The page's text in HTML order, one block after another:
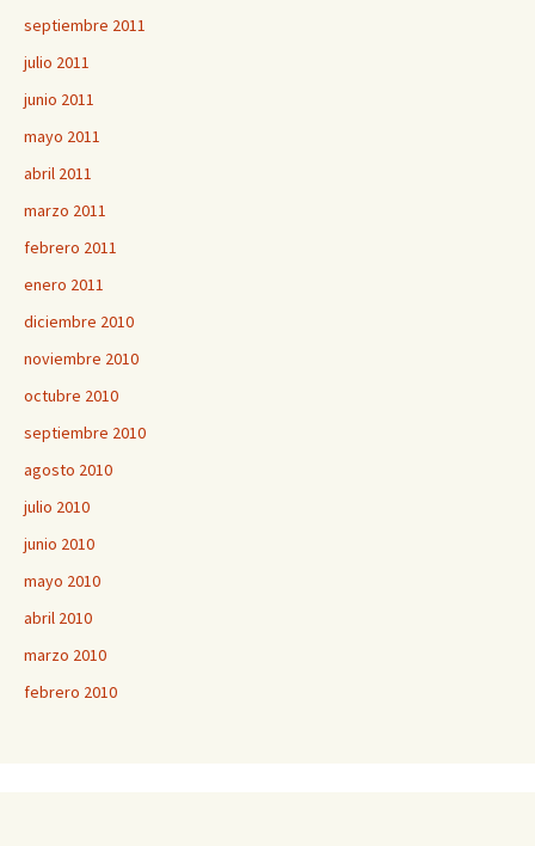
septiembre 2011
julio 2011
junio 2011
mayo 2011
abril 2011
marzo 2011
febrero 2011
enero 2011
diciembre 2010
noviembre 2010
octubre 2010
septiembre 2010
agosto 2010
julio 2010
junio 2010
mayo 2010
abril 2010
marzo 2010
febrero 2010